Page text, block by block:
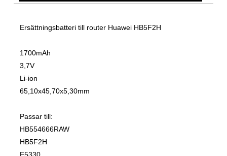
Ersättningsbatteri till router Huawei HB5F2H
1700mAh
3,7V
Li-ion
65,10x45,70x5,30mm
Passar till:
HB554666RAW
HB5F2H